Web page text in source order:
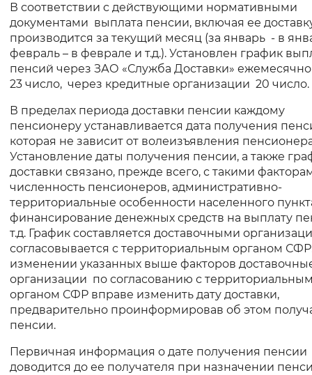
В соответствии с действующими нормативными
документами выплата пенсии, включая ее
производится за текущий месяц (за январь - в
февраль – в феврале и т.д.). Установлен график
пенсий через ЗАО «Служба Доставки» ежемесячно
23 число, через кредитные организации 20 число.
В пределах периода доставки пенсии каждому
пенсионеру устанавливается дата получения
которая не зависит от волеизъявления
Установление даты получения пенсии, а также
доставки связано, прежде всего, с такими
численность пенсионеров, административно-
территориальные особенности населенного
финансирование денежных средств на выплату
т.д. График составляется доставочными
согласовывается с территориальным органом
изменении указанных выше факторов
организации по согласованию с
органом СФР вправе изменить дату доставки,
предварительно проинформировав об этом
пенсии.
Первичная информация о дате получения пенсии
доводится до ее получателя при назначении